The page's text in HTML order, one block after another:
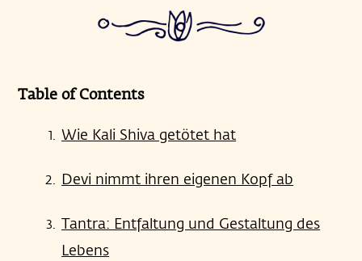
Table of Contents
Wie Kali Shiva getötet hat
Devi nimmt ihren eigenen Kopf ab
Tantra: Entfaltung und Gestaltung des
Lebens